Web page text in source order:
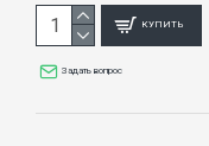
КУПИТЬ
Задать вопрос